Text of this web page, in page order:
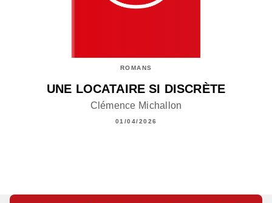
ROMANS
UNE LOCATAIRE SI DISCRÈTE
Clémence Michallon
01/04/2026